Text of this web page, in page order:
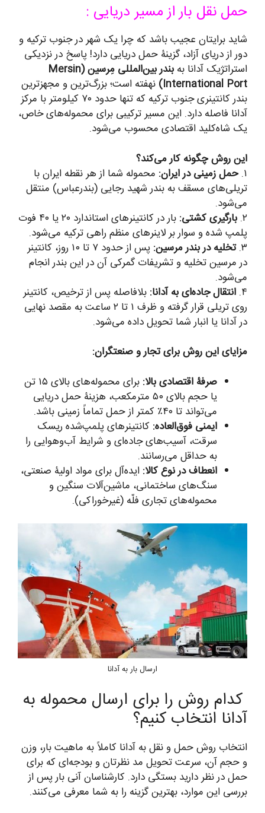
حمل نقل بار از مسیر دریایی :
شاید برایتان عجیب باشد که چرا یک شهر در جنوب ترکیه و
دور از دریای آزاد، گزینۀ حمل دریایی دارد! پاسخ در نزدیکی
استراتژیک آدانا به
بندر بین‌المللی مِرسین (Mersin
International Port) نهفته است؛ بزرگ‌ترین و مجهزترین
بندر کانتینری جنوب ترکیه که تنها حدود ۷۰ کیلومتر با مرکز
آدانا فاصله دارد. این مسیر ترکیبی برای محموله‌های خاص،
یک شاه‌کلید اقتصادی محسوب می‌شود.
این روش چگونه کار می‌کند؟
۱. حمل زمینی در ایران: محموله شما از هر نقطه ایران با
تریلی‌های مسقف به بندر شهید رجایی (بندرعباس) منتقل
می‌شود.
۲. بارگیری کشتی:
بار در کانتینرهای استاندارد ۲۰ یا ۴۰ فوت
پلمپ شده و سوار بر لاینرهای منظم راهی ترکیه می‌شود.
۳. تخلیه در بندر مرسین:
پس از حدود ۷ تا ۱۰ روز، کانتینر
در مرسین تخلیه و تشریفات گمرکی آن در این بندر انجام
می‌شود.
۴. انتقال جاده‌ای به آدانا: بلافاصله پس از ترخیص، کانتینر
روی تریلی قرار گرفته و ظرف ۱ تا ۲ ساعت به مقصد نهایی
در آدانا یا انبار شما تحویل داده می‌شود.
مزایای این روش برای تجار و صنعتگران:
صرفۀ اقتصادی بالا:
برای محموله‌های بالای ۱۵ تن
یا حجم بالای ۵۰ مترمکعب، هزینۀ حمل دریایی
می‌تواند تا ۴۰٪ کمتر از حمل تماماً زمینی باشد.
ایمنی فوق‌العاده: کانتینرهای پلمپ‌شده ریسک
سرقت، آسیب‌های جاده‌ای و شرایط آب‌وهوایی را
به حداقل می‌رسانند.
انعطاف در نوع کالا: ایده‌آل برای مواد اولیۀ صنعتی،
سنگ‌های ساختمانی، ماشین‌آلات سنگین و
محموله‌های تجاری فلّه (غیرخوراکی).
ارسال بار به آدانا
کدام روش را برای ارسال محموله به
آدانا انتخاب کنیم؟
انتخاب روش حمل و نقل به آدانا کاملاً به ماهیت بار، وزن
و حجم آن، سرعت تحویل مد نظرتان و بودجه‌ای که برای
حمل در نظر دارید بستگی دارد. کارشناسان آنی بار پس از
بررسی این موارد، بهترین گزینه را به شما معرفی می‌کنند.